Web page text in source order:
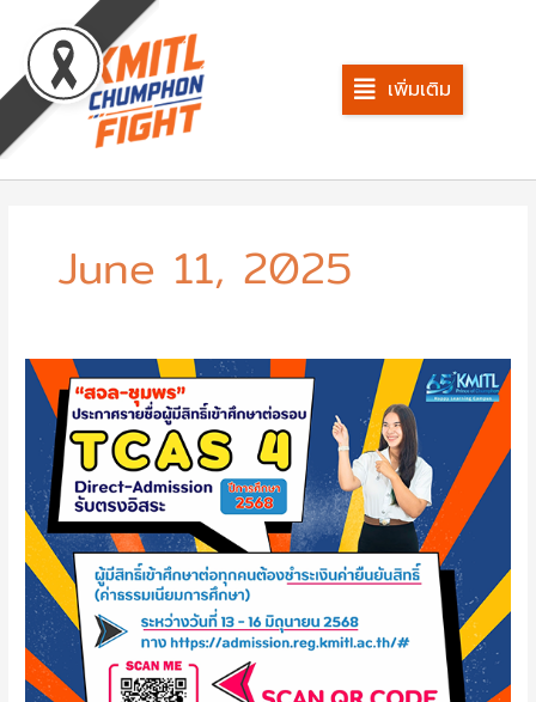
content
เพิ่มเติม
June 11, 2025
ประกาศ
ราย
มี
สิทธิ์
เข้า
ศึกษา
ต่อ
ปริญญา
ตรี
รอบ
TCAS